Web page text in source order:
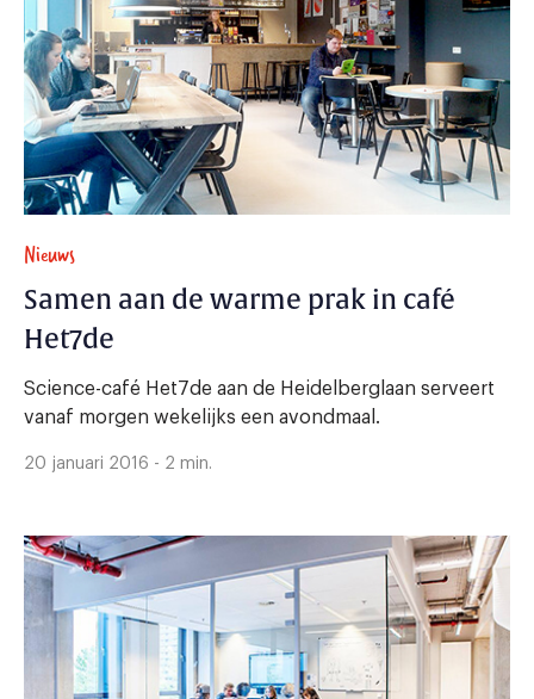
Nieuws
Samen aan de warme prak in café
Het7de
Science-café Het7de aan de Heidelberglaan serveert
vanaf morgen wekelijks een avondmaal.
20 januari 2016 - 2 min.